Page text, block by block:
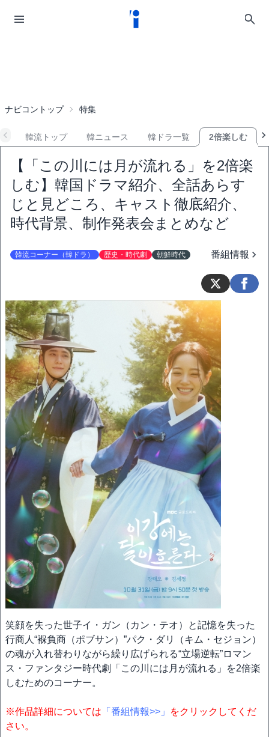
ナビコントップ 特集
韓流トップ 韓ニュース 韓ドラ一覧 2倍楽しむ
【「この川には月が流れる」を2倍楽
しむ】韓国ドラマ紹介、全話あらす
じと見どころ、キャスト徹底紹介、
時代背景、制作発表会まとめなど
韓流コーナー（韓ドラ） 歴史・時代劇 朝鮮時代 番組情報
笑顔を失った世子イ・ガン（カン・テオ）と記憶を失った
行商人“褓負商（ポブサン）”パク・ダリ（キム・セジョン）
の魂が入れ替わりながら繰り広げられる“立場逆転”ロマン
ス・ファンタジー時代劇「この川には月が流れる」を2倍楽
しむためのコーナー。
※作品詳細については 「番組情報>>」
をクリックしてくだ
さい。